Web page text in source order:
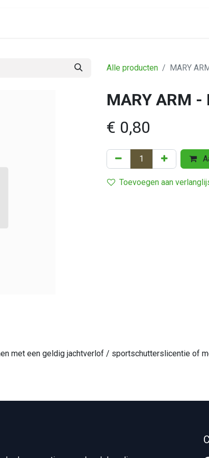
Alle producten MARY
MARY ARM
€ 0,80
Toevoegen aan
met een geldig jachtverlof / sportschutterslicentie of